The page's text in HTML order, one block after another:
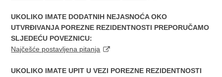
UKOLIKO IMATE DODATNIH NEJASNOĆA OKO
UTVRĐIVANJA POREZNE REZIDENTNOSTI PREPORUČAMO
SLJEDEĆU POVEZNICU:
Najčešće postavljena pitanja
UKOLIKO IMATE UPIT U VEZI POREZNE REZIDENTNOSTI